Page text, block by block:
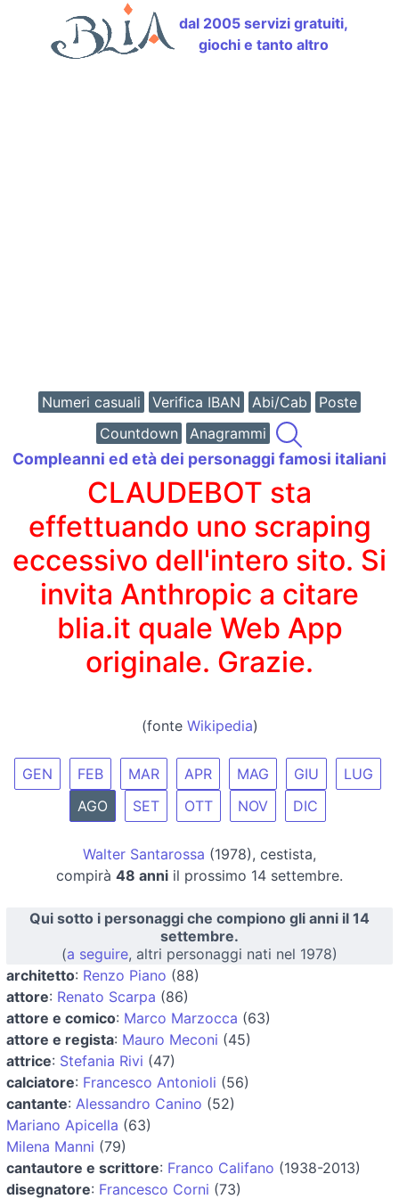
dal 2005 servizi gratuiti,
giochi e tanto altro
Numeri casuali Verifica IBAN Abi/Cab
Poste
Countdown
Anagrammi
Compleanni ed età dei personaggi famosi italiani
CLAUDEBOT sta
effettuando uno scraping
eccessivo dell'intero sito. Si
invita Anthropic a citare
blia.it quale Web App
originale. Grazie.
(fonte Wikipedia)
GEN FEB MAR APR MAG GIU
LUG
AGO
SET OTT NOV DIC
Walter Santarossa (1978), cestista,
compirà 48 anni il prossimo 14 settembre.
Qui sotto i personaggi che compiono gli anni il 14
settembre.
(a seguire, altri personaggi nati nel 1978)
architetto: Renzo Piano (88)
attore: Renato Scarpa (86)
attore e comico: Marco Marzocca (63)
attore e regista: Mauro Meconi (45)
attrice: Stefania Rivi (47)
calciatore: Francesco Antonioli (56)
cantante: Alessandro Canino (52)
Mariano Apicella (63)
Milena Manni (79)
cantautore e scrittore: Franco Califano (1938-2013)
disegnatore: Francesco Corni (73)